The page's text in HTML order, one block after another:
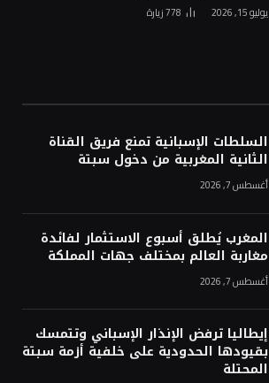
يوليو 15, 2026 778زيارة
السلطات الإسبانية تمنع فريق القناة
الثانية المغربية من دخول سبتة
أغسطس 7, 2026
المغرب يُطلق أسبوع الاستثمار لفائدة
مغاربة العالم بمختلف جهات المملكة
أغسطس 7, 2026
إيطاليا ترفض الإنذار الإسباني وتتمسك
بقيودها الحدودية على خلفية أزمة سبتة
المحتلة